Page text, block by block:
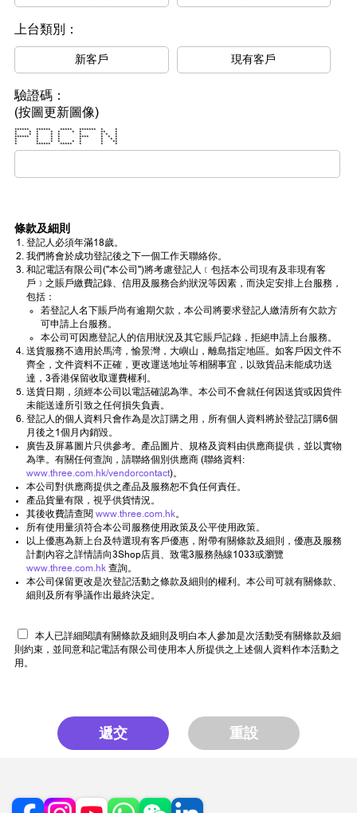
上台類別：
新客戶 現有客戶
驗證碼：
(按圖更新圖像)
****** ****** ***** ******* * *
* * * * * * * ** *
* * * * * * * * *
****** * * * **** * * *
* * * * * * * *
* * * * * * * **
* ****** ***** * * *
條款及細則
登記人必須年滿18歲。
我們將會於成功登記後之下一個工作天聯絡你。
和記電話有限公司("本公司")將考慮登記人﹝包括本公司現有及非現有客
戶﹞之賬戶繳費記錄、信用及服務合約狀況等因素，而決定安排上台服務，
包括：
若登記人名下賬戶尚有逾期欠款，本公司將要求登記人繳清所有欠款方
可申請上台服務。
本公司可因應登記人的信用狀況及其它賬戶記錄，拒絕申請上台服務。
送貨服務不適用於馬湾，愉景灣，大嶼山，離島指定地區。如客戶因文件不
齊全，文件資料不正確，更改運送地址等相關事宜，以致貨品未能成功送
達，3香港保留收取運費權利。
送貨日期，須經本公司以電話確認為準。本公司不會就任何因送貨或因貨件
未能送達所引致之任何損失負責。
登記人的個人資料只會作為是次訂購之用，所有個人資料將於登記訂購6個
月後之1個月內銷毀。
廣告及屏幕圖片只供參考。產品圖片、規格及資料由供應商提供，並以實物
為準。有關任何查詢，請聯絡個別供應商 (聯絡資料:
www.three.com.hk/vendorcontact)。
本公司對供應商提供之產品及服務恕不負任何責任。
產品貨量有限，視乎供貨情況。
其後收費請查閱 www.three.com.hk。
所有使用量須符合本公司服務使用政策及公平使用政策。
以上優惠為新上台及特選現有客戶優惠，附帶有關條款及細則，優惠及服務
計劃內容之詳情請向3Shop店員、致電3服務熱線1033或瀏覽
www.three.com.hk 查詢。
本公司保留更改是次登記活動之條款及細則的權利。本公司可就有關條款、
細則及所有爭議作出最終決定。
本人已詳細閱讀有關條款及細則及明白本人參加是次活動受有關條款及細
則約束，並同意和記電話有限公司使用本人所提供之上述個人資料作本活動之
用。
遞交 重設